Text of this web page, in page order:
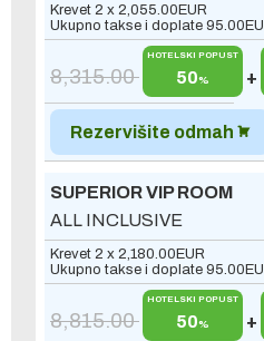
Krevet 2 x 2,055.00EUR
Ukupno takse i doplate 95.00
8,315.00
HOTELSKI POPUST
50% +
Rezervišite odmah
SUPERIOR VIP ROOM
ALL INCLUSIVE
Krevet 2 x 2,180.00EUR
Ukupno takse i doplate 95.00
8,815.00
HOTELSKI POPUST
50% +